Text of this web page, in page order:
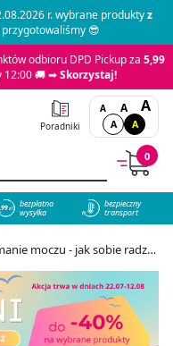
r. wybrane produktyz
😎
odbioru DPD Pickup za 5,99
12:00 🚚 ➡Skorzystaj!
Poradniki
A A A
A A
0
bezpłatna
wysyłka
bezpieczny
transport
- jak sobie radzić z tą dolegliwością?